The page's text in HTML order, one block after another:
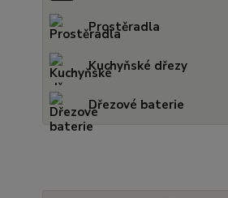
Prostěradla
Kuchyňské dřezy
Dřezové baterie